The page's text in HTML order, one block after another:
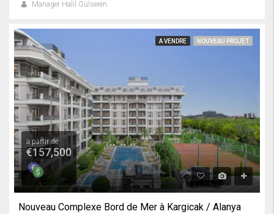
Manager Halil Gülseren
A VENDRE NOUVEAU PROJET
à partir de
€157,500
Nouveau Complexe Bord de Mer à Kargicak / Alanya